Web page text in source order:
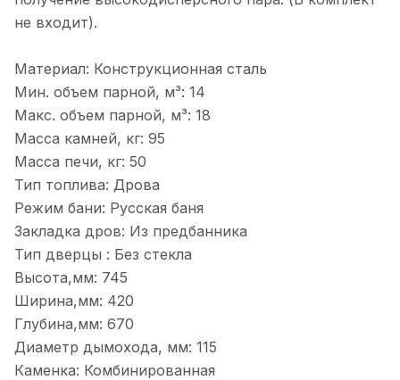
не входит).
Материал: Конструкционная сталь
Мин. объем парной, м³: 14
Макс. объем парной, м³: 18
Масса камней, кг: 95
Масса печи, кг: 50
Тип топлива: Дрова
Режим бани: Русская баня
Закладка дров: Из предбанника
Тип дверцы : Без стекла
Высота,мм: 745
Ширина,мм: 420
Глубина,мм: 670
Диаметр дымохода, мм: 115
Каменка: Комбинированная